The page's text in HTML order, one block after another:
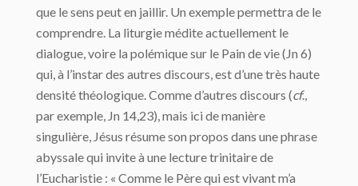
que le sens peut en jaillir. Un exemple permettra de le
comprendre. La liturgie médite actuellement le
dialogue, voire la polémique sur le Pain de vie (Jn 6)
qui, à l’instar des autres discours, est d’une très haute
densité théologique. Comme d’autres discours (cf.,
par exemple, Jn 14,23), mais ici de manière
singulière, Jésus résume son propos dans une phrase
abyssale qui invite à une lecture trinitaire de
l’Eucharistie : « Comme le Père qui est vivant m’a